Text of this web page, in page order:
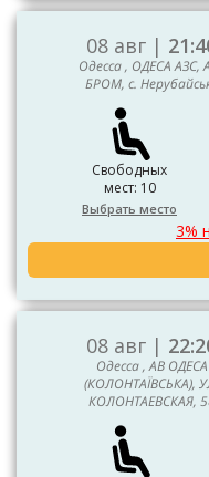
08 авг |
Одесса , ОДЕСА АЗС,
БРОМ, с.
Свободных
мест: 10
Выбрать место
3%
08 авг |
Одесса , АВ ОДЕСА
(КОЛОНТАЇВСЬКА),
КОЛОНТАЕВСКАЯ,